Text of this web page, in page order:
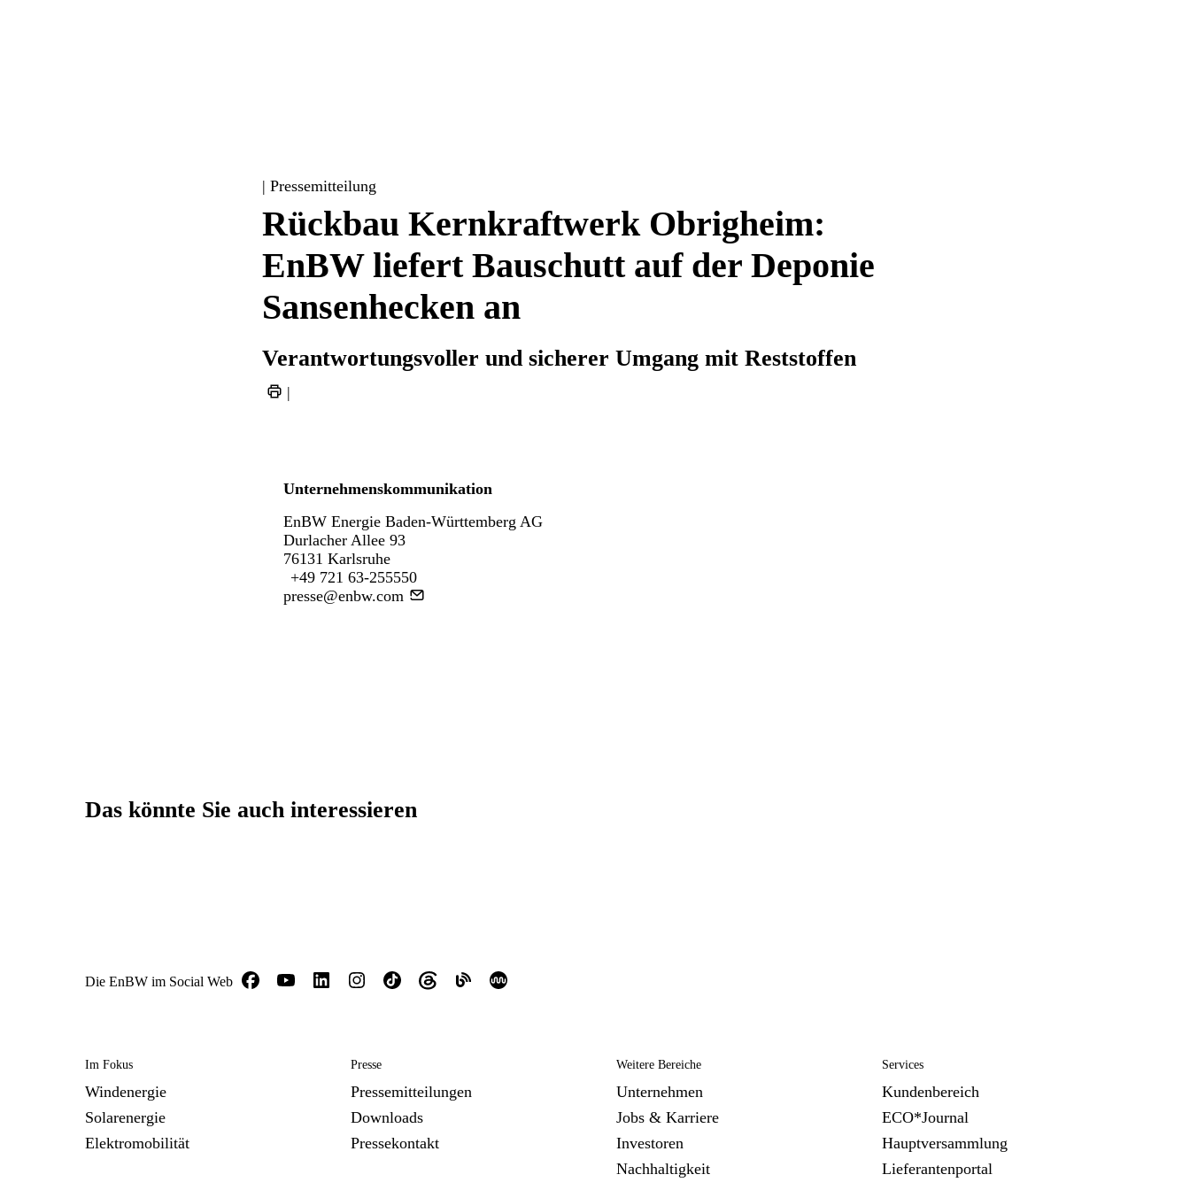
| Pressemitteilung
Rückbau Kernkraftwerk Obrigheim:
EnBW liefert Bauschutt auf der Deponie
Sansenhecken an
Verantwortungsvoller und sicherer Umgang mit Reststoffen
|
Unternehmenskommunikation
EnBW Energie Baden-Württemberg AG
Durlacher Allee 93
76131 Karlsruhe
+49 721 63-255550
presse@enbw.com
Das könnte Sie auch interessieren
Die EnBW im Social Web
Im Fokus
Windenergie
Solarenergie
Elektromobilität
Presse
Pressemitteilungen
Downloads
Pressekontakt
Weitere Bereiche
Unternehmen
Jobs & Karriere
Investoren
Nachhaltigkeit
Services
Kundenbereich
ECO*Journal
Hauptversammlung
Lieferantenportal